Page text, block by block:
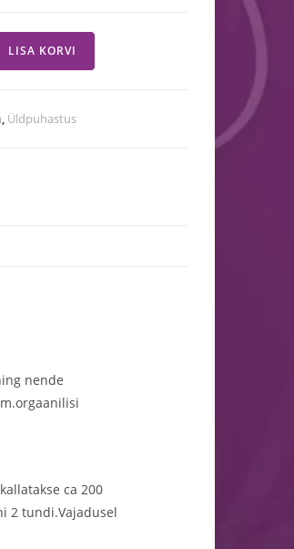
LISA KORVI
, Üldpuhastus
nende
ca 200
2 tundi.Vajadusel